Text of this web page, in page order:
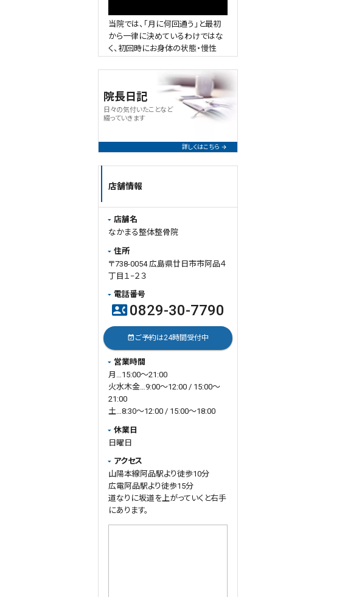
当院では、「月に何回通う」と最初
から一律に決めているわけではな
く、初回時にお身体の状態・慢性
に確認した上で、その方に合った施
術計画をご提案しております。
同じ症状名でも、
・身体の歪み
・日常生活での負担
・食事、睡眠、姿勢などの生活習慣
・ご本人の身体感覚や回復力
は人それぞれ異なるため、必要な
通院間隔や回数も変わってきます。
例えば、
・生活習慣のバランスが良い方
・身体感覚が優れているスポーツ
選手の方
・セルフケアをしっかり実践できる
方
も安定しやすく、施術時間が短くて
も改善しやすい傾向があります。ま
状態を維持できるケースも多くあり
ます。
一方で、
・慢性化が強い
・疲労の蓄積が大きい
・睡眠や食事バランスの乱れ
・身体感覚が鈍く、無理をしてしまう
といった場合には、最初は戻りが早
いため、ある程度詰めて施術した方
当院では、
「まず1週間もつか」
「2週間空けても安定するか」
「1ヶ月間隔でも改善が進む状態
院長日記
日々の気付いたことなど
綴っていきます
詳しくはこちら
店舗情報
店舗名
なかまる整体整骨院
住所
〒738-0054 広島県廿日市市阿品４
丁目１−２３
電話番号
contact_phone 0829-30-7790
event_available ご予約は24時間受付中
営業時間
月…15:00～21:00
火水木金…9:00～12:00 / 15:00～
21:00
土…8:30～12:00 / 15:00～18:00
休業日
日曜日
アクセス
山陽本線阿品駅より徒歩10分
広電阿品駅より徒歩15分
道なりに坂道を上がっていくと右手
にあります。